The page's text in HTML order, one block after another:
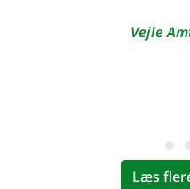
Vejle
Læs